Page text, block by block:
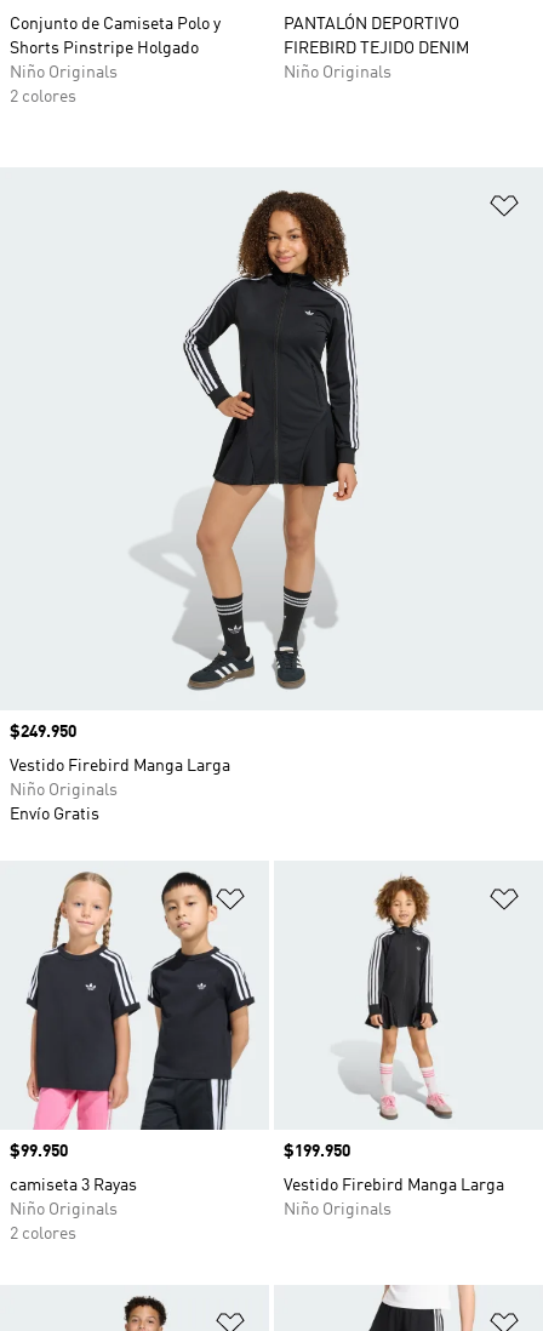
Conjunto de Camiseta Polo y
Shorts Pinstripe Holgado
Niño Originals
2 colores
PANTALÓN DEPORTIVO
FIREBIRD TEJIDO DENIM
Niño Originals
Añadir a la lista de deseos
Precio
$99.950
camiseta 3 Rayas
Niño Originals
2 colores
Precio
$199.950
Vestido Firebird Manga Larga
Niño Originals
Añadir a la lista de deseos
Precio
$249.950
Vestido Firebird Manga Larga
Niño Originals
Envío Gratis